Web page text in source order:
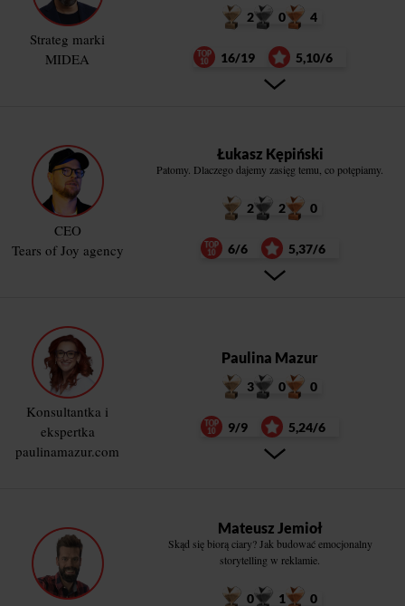
Strateg marki
MIDEA
2 0 4
16/19 5,10/6
CEO
Tears of Joy agency
Łukasz Kępiński
Patomy. Dlaczego dajemy zasięg temu, co potępiamy.
2 2 0
6/6 5,37/6
Konsultantka i
ekspertka
paulinamazur.com
Paulina Mazur
3 0 0
9/9 5,24/6
Mateusz Jemioł
Skąd się biorą ciary? Jak budować emocjonalny
storytelling w reklamie.
0 1 0